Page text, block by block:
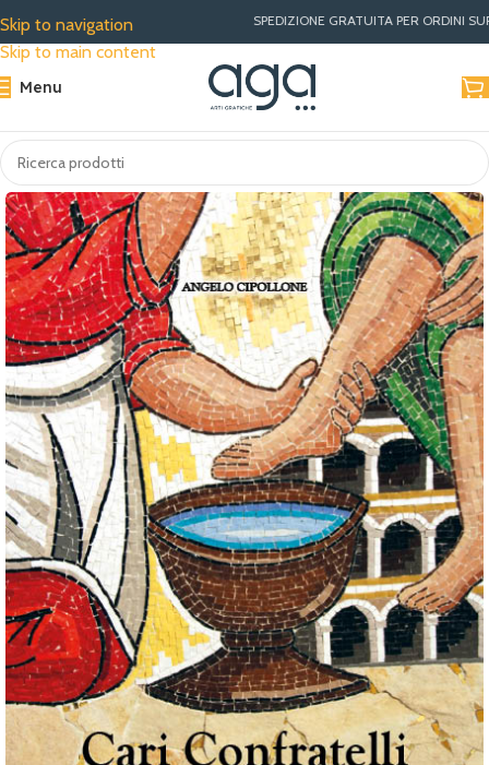
Skip to navigation
Skip to main content
SPEDIZIONE GRATUITA PER ORDINI SUPERIORI A
Menu